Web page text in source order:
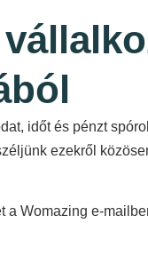
időt és pénzt
ezekről
a Womazing e-